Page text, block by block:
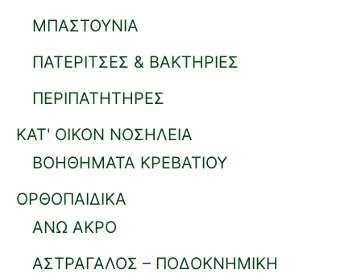
ΜΠΑΣΤΟΥΝΙΑ
ΠΑΤΕΡΙΤΣΕΣ & ΒΑΚΤΗΡΙΕΣ
ΠΕΡΙΠΑΤΗΤΗΡΕΣ
ΚΑΤ' ΟΙΚΟΝ ΝΟΣΗΛΕΙΑ
ΒΟΗΘΗΜΑΤΑ ΚΡΕΒΑΤΙΟΥ
ΟΡΘΟΠΑΙΔΙΚΑ
ΑΝΩ ΑΚΡΟ
ΑΣΤΡΑΓΑΛΟΣ – ΠΟΔΟΚΝΗΜΙΚΗ